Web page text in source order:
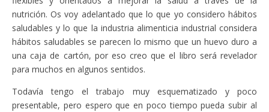
nutrición. Os voy adelantado que lo que yo considero hábitos
saludables y lo que la industria alimenticia industrial considera
hábitos saludables se parecen lo mismo que un huevo duro a
una caja de cartón, por eso creo que el libro será revelador
para muchos en algunos sentidos.
Todavía tengo el trabajo muy esquematizado y poco
presentable, pero espero que en poco tiempo pueda subir al